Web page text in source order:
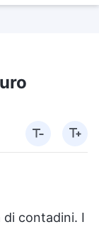
di contadini. I